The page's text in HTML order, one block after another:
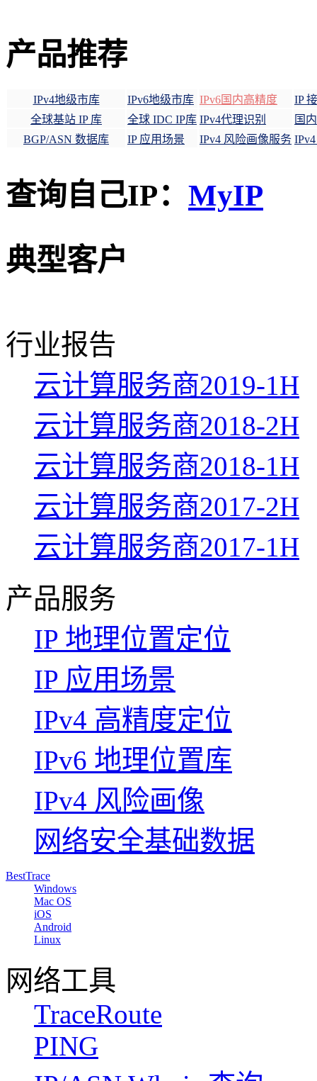
产品推荐
IPv4地级市库 IPv6地级市库 IPv6国内高精度
IP
全球基站 IP 库
全球 IDC IP库 IPv4代理识别
国
BGP/ASN 数据库
IP 应用场景 IPv4 风险画像服务
查询自己IP： MyIP
典型客户
行业报告
云计算服务商2019-1H
云计算服务商2018-2H
云计算服务商2018-1H
云计算服务商2017-2H
云计算服务商2017-1H
产品服务
IP 地理位置定位
IP 应用场景
IPv4 高精度定位
IPv6 地理位置库
IPv4 风险画像
网络安全基础数据
BestTrace
Windows
Mac OS
iOS
Android
Linux
网络工具
TraceRoute
PING